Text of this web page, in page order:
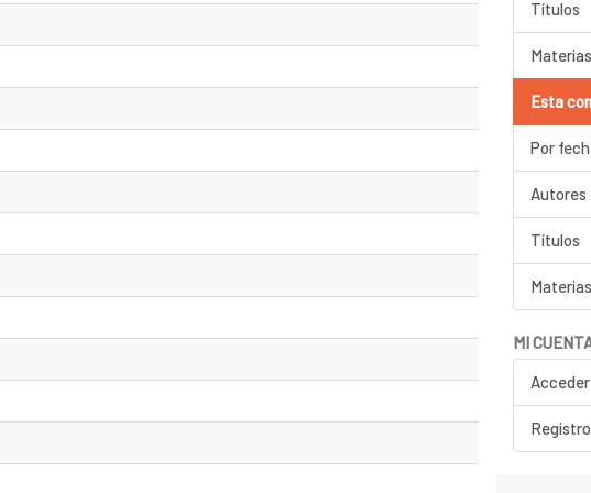
Títulos
Materias
Esta
Por
Autores
Títulos
Materias
MI
Acceder
Registro